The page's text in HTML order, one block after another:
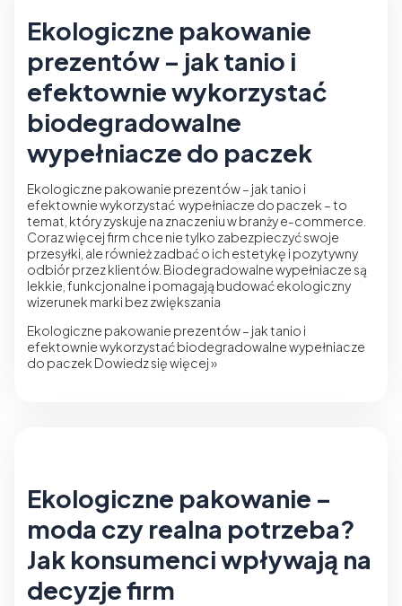
Ekologiczne pakowanie
prezentów – jak tanio i
efektownie wykorzystać
biodegradowalne
wypełniacze do paczek
Ekologiczne pakowanie prezentów – jak tanio i
efektownie wykorzystać wypełniacze do paczek – to
temat, który zyskuje na znaczeniu w branży e-commerce.
Coraz więcej firm chce nie tylko zabezpieczyć swoje
przesyłki, ale również zadbać o ich estetykę i pozytywny
odbiór przez klientów. Biodegradowalne wypełniacze są
lekkie, funkcjonalne i pomagają budować ekologiczny
wizerunek marki bez zwiększania
Ekologiczne pakowanie prezentów – jak tanio i
efektownie wykorzystać biodegradowalne wypełniacze
do paczek Dowiedz się więcej »
Ekologiczne pakowanie –
moda czy realna potrzeba?
Jak konsumenci wpływają na
decyzje firm